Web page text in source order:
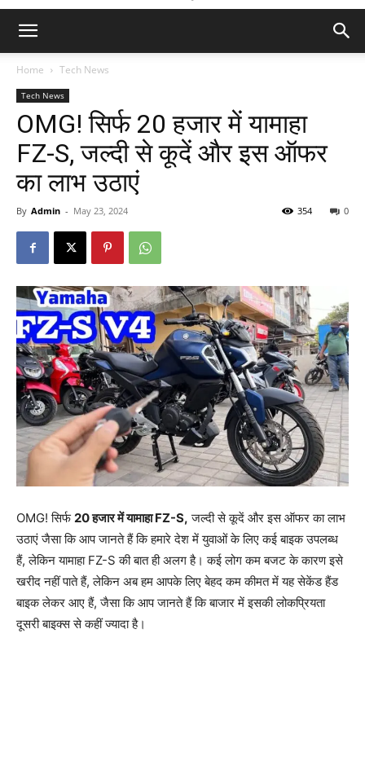
Home Tech News
Tech News
OMG! सिर्फ 20 हजार में यामाहा
FZ-S, जल्दी से कूदें और इस ऑफर
का लाभ उठाएं
By Admin - May 23, 2024 0
354
OMG! सिर्फ 20 हजार में यामाहा FZ-S, जल्दी से कूदें और इस ऑफर का लाभ
उठाएं जैसा कि आप जानते हैं कि हमारे देश में युवाओं के लिए कई बाइक उपलब्ध
हैं, लेकिन यामाहा FZ-S की बात ही अलग है। कई लोग कम बजट के कारण इसे
खरीद नहीं पाते हैं, लेकिन अब हम आपके लिए बेहद कम कीमत में यह सेकेंड हैंड
बाइक लेकर आए हैं, जैसा कि आप जानते हैं कि बाजार में इसकी लोकप्रियता
दूसरी बाइक्स से कहीं ज्यादा है।